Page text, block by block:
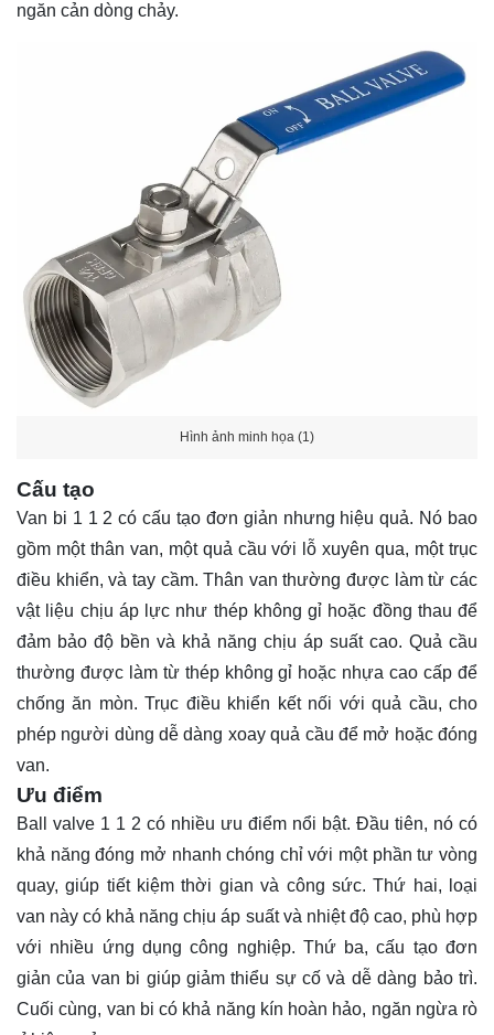
ngăn cản dòng chảy.
Hình ảnh minh họa (1)
Cấu tạo
Van bi 1 1 2 có cấu tạo đơn giản nhưng hiệu quả. Nó bao
gồm một thân van, một quả cầu với lỗ xuyên qua, một trục
điều khiển, và tay cầm. Thân van thường được làm từ các
vật liệu chịu áp lực như thép không gỉ hoặc đồng thau để
đảm bảo độ bền và khả năng chịu áp suất cao. Quả cầu
thường được làm từ thép không gỉ hoặc nhựa cao cấp để
chống ăn mòn. Trục điều khiển kết nối với quả cầu, cho
phép người dùng dễ dàng xoay quả cầu để mở hoặc đóng
van.
Ưu điểm
Ball valve 1 1 2 có nhiều ưu điểm nổi bật. Đầu tiên, nó có
khả năng đóng mở nhanh chóng chỉ với một phần tư vòng
quay, giúp tiết kiệm thời gian và công sức. Thứ hai, loại
van này có khả năng chịu áp suất và nhiệt độ cao, phù hợp
với nhiều ứng dụng công nghiệp. Thứ ba, cấu tạo đơn
giản của van bi giúp giảm thiểu sự cố và dễ dàng bảo trì.
Cuối cùng, van bi có khả năng kín hoàn hảo, ngăn ngừa rò